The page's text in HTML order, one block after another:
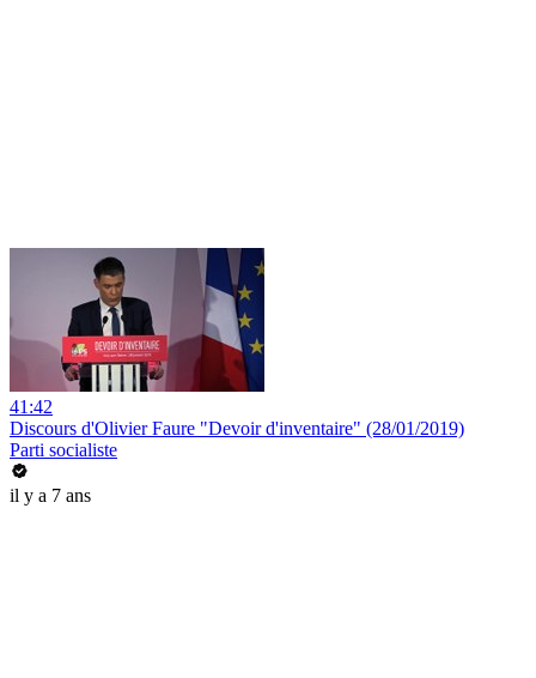
41:42
Discours d'Olivier Faure "Devoir d'inventaire" (28/01/2019)
Parti socialiste
il y a 7 ans